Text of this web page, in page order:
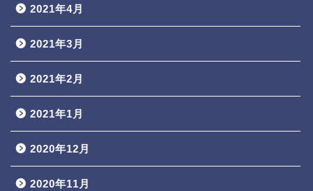
2021年4月
2021年3月
2021年2月
2021年1月
2020年12月
2020年11月